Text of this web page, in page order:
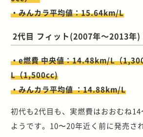
・みんカラ平均値：15.64km/L
2代目 フィット(2007年～2013年
・e燃費 中央値：14.48km/L（
L（1,500cc)
・みんカラ平均値 ：14.88km/L
初代も2代目も、実燃費はおおむね
ようです。10〜20年近く前に発売さ